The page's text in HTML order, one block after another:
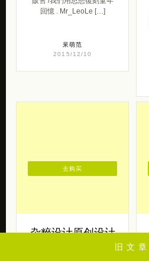
旧文章
回憶 . Mr_LeoLe […]
呆萌范
2015/12/10
杂粹设计原创设计
去购买